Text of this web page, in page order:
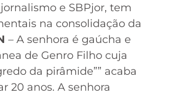
e SBPjor, tem
na consolidação da
– A senhora é gaúcha e
de Genro Filho cuja
da pirâmide”” acaba
20 anos. A senhora